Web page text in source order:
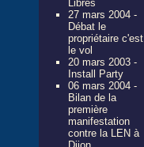
Libres
27 mars 2004 -
Débat le
propriétaire c'est
le vol
20 mars 2003 -
Install Party
06 mars 2004 -
Bilan de la
première
manifestation
contre la LEN à